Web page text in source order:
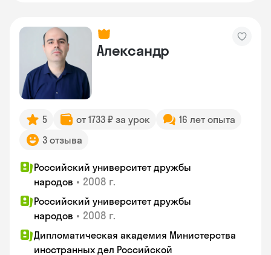
Александр
5 от 1733 ₽ за урок
16 лет опыта
3 отзыва
Российский университет дружбы
народов • 2008 г.
Российский университет дружбы
народов • 2008 г.
Дипломатическая академия Министерства
иностранных дел Российской